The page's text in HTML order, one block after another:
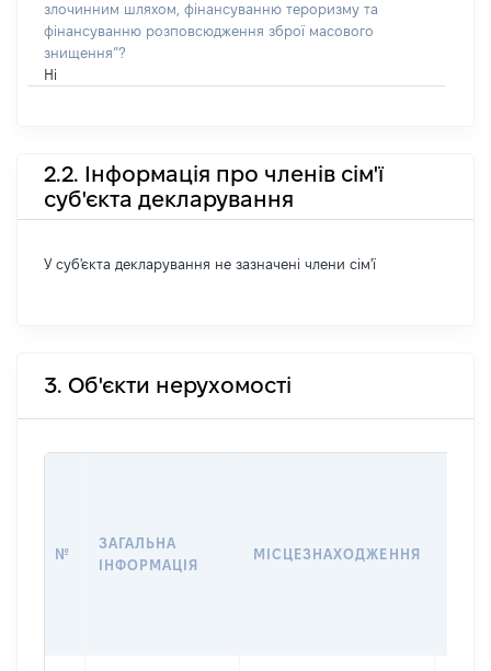
злочинним шляхом, фінансуванню тероризму та
фінансуванню розповсюдження зброї масового
знищення”?
Ні
2.2. Інформація про членів сім'ї
суб'єкта декларування
У суб'єкта декларування не зазначені члени сім'ї
3. Об'єкти нерухомості
№
ЗАГАЛЬНА
ІНФОРМАЦІЯ
МІСЦЕЗНАХОДЖЕННЯ